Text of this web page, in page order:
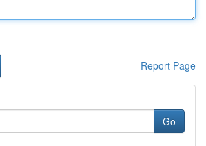
Report Page
Go